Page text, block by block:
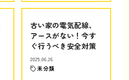
古い家の電気配線、
アースがない！今す
ぐ行うべき安全対策
2025.06.26
未分類